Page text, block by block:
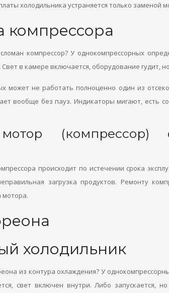
холодильника устраняется только заменой
компрессора
компрессор? У однокомпрессорных
Свет в камере включается, оборудование гудит,
может не работать полноценно один из
вообще без пауз. Индикаторы мигают, есть
(компрессор)
происходит по истечении срока
загрузка продуктов. Ремонту
мотора.
из контура охлаждения? У
свет включен внутри. Либо запускается,